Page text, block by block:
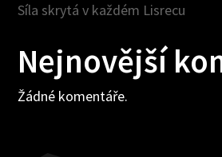
Síla skrytá v každém Lisrecu
Nejnovější
Žádné komentáře.